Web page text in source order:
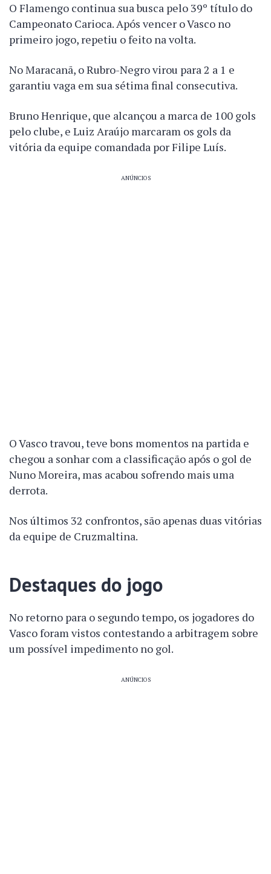
O Flamengo continua sua busca pelo 39º título do
Campeonato Carioca. Após vencer o Vasco no
primeiro jogo, repetiu o feito na volta.
No Maracanã, o Rubro-Negro virou para 2 a 1 e
garantiu vaga em sua sétima final consecutiva.
Bruno Henrique, que alcançou a marca de 100 gols
pelo clube, e Luiz Araújo marcaram os gols da
vitória da equipe comandada por Filipe Luís.
ANÚNCIOS
O Vasco travou, teve bons momentos na partida e
chegou a sonhar com a classificação após o gol de
Nuno Moreira, mas acabou sofrendo mais uma
derrota.
Nos últimos 32 confrontos, são apenas duas vitórias
da equipe de Cruzmaltina.
Destaques do jogo
No retorno para o segundo tempo, os jogadores do
Vasco foram vistos contestando a arbitragem sobre
um possível impedimento no gol.
ANÚNCIOS